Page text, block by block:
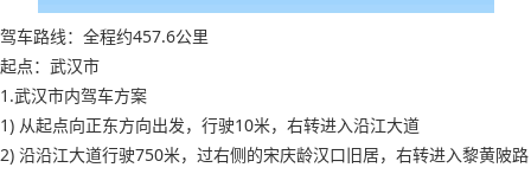
驾车路线：全程约457.6公里
起点：武汉市
1.武汉市内驾车方案
1) 从起点向正东方向出发，行驶10米，右转进入沿江大道
2) 沿沿江大道行驶750米，过右侧的宋庆龄汉口旧居，右转进入黎黄陂路